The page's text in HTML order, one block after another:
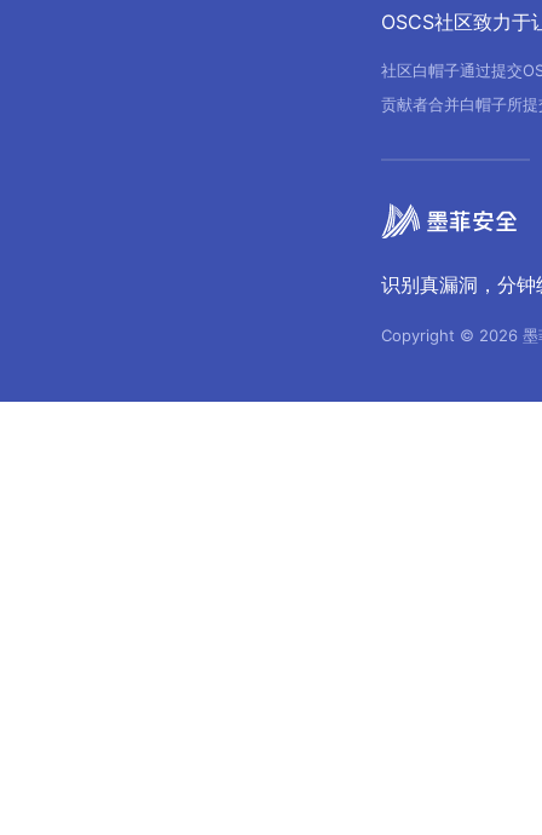
OSCS社区致力于
社区白帽子通过提交
贡献者合并白帽子所
识别真漏洞，分
Copyright © 2026 墨